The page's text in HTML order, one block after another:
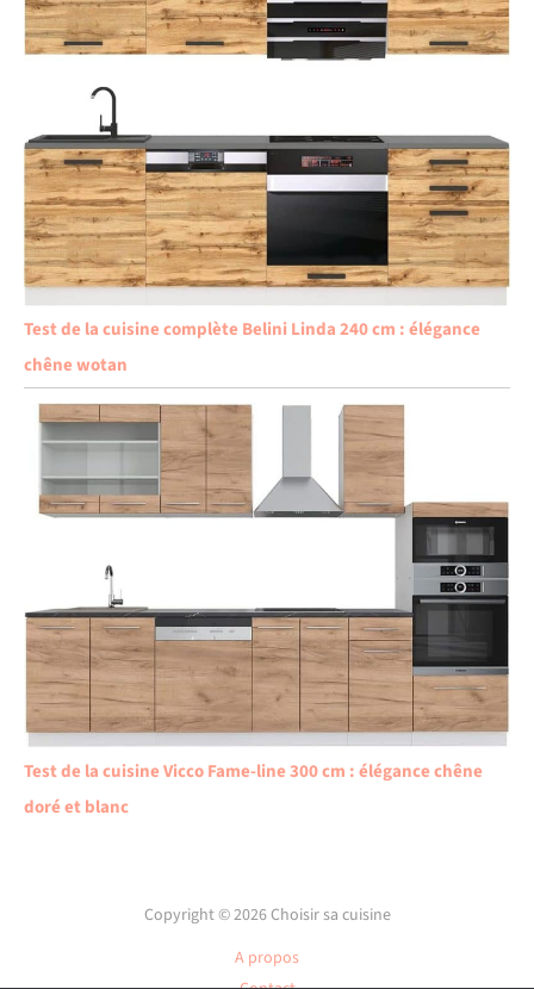
Test de la cuisine complète Belini Linda 240 cm : élégance
chêne wotan
Test de la cuisine Vicco Fame-line 300 cm : élégance chêne
doré et blanc
Copyright © 2026 Choisir sa cuisine
A propos